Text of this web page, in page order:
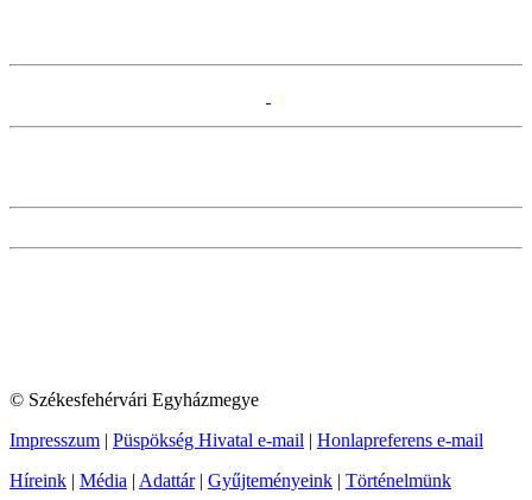
© Székesfehérvári Egyházmegye
Impresszum | Püspökség Hivatal e-mail | Honlapreferens e-mail
Híreink | Média | Adattár| Gyűjteményeink | Történelmünk